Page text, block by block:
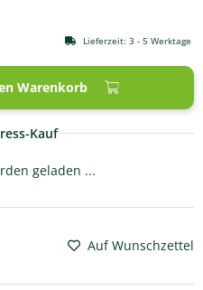
Warenkorb
Lieferzeit: 3 - 5 Werktage
Kauf
geladen ...
Auf Wunschzettel